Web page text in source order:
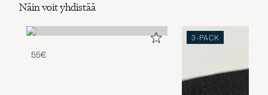
Näin voit yhdistää
55€
3-PACK